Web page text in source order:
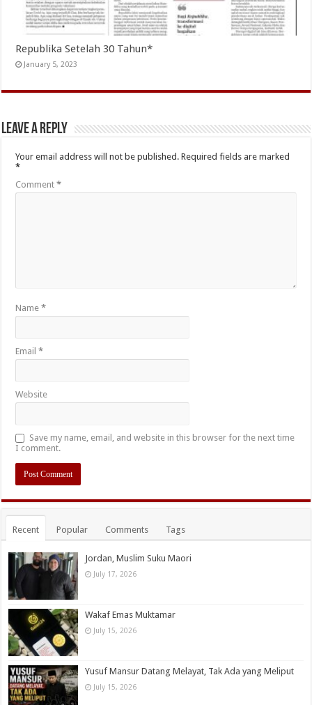
Republika Setelah 30 Tahun*
January 5, 2023
Leave a Reply
Your email address will not be published. Required fields are marked
*
Comment*
Name*
Email*
Website
Save my name, email, and website in this browser for the next time
I comment.
Recent Popular Comments Tags
Jordan, Muslim Suku Maori
July 17, 2026
Wakaf Emas Muktamar
July 15, 2026
Yusuf Mansur Datang Melayat, Tak Ada yang Meliput
July 15, 2026